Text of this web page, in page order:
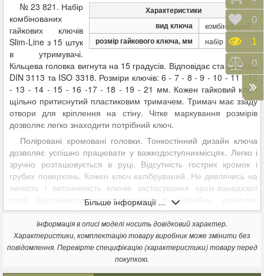
Характеристики
вид ключа
комбінований
розмір гайкового ключа, мм набір
№ 23 821. Набір
комбінованих
гайкових ключів
Slim-Line з 15 штук
в утримувачі.
Кільцева головка вигнута на 15 градусів. Відповідає стандартам
DIN 3113 та ISO 3318. Розміри ключів: 6 - 7 - 8 - 9 - 10 - 11 - 12
- 13 - 14 - 15 - 16 -17 - 18 - 19 - 21 мм. Кожен гайковий ключ
щільно притиснутий пластиковим тримачем. Тримач має ззаду
отвори для кріплення на стіну. Чітке маркування розмірів
дозволяє легко знаходити потрібний ключ.
Поліровані хромовані головки. Тонкостінний дизайн ключа
дозволяє успішно працювати у важкодоступнихмісцях. Легко і
зручно розташовується в руці. Відсутність гострих кромок і
грубих поверхонь. Кожен ключ калібруваний. Не дивлячись на
легкість і витонченість ключів застосування хром-ванадієвої
сталі відповідного загартовування та обробки, дозволяє
дотримувати всі стандарти DIN / ISO; перевищення
стандартних значень точності і калібрування. Поверхня ключа
захищена обробкою проти зносу 2 шарами нікелю і 1 шаром
хрому.
Більше інформації ...
Інформація в описі моделі носить довідковий характер.
Характеристики, комплектацію товару виробник може змінити без
повідомлення. Перевірте специфікацію (характеристики) товару перед
покупкою.
0
1
0